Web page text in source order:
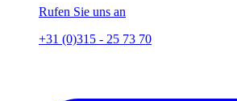
Rufen Sie uns an
+31 (0)315 - 25 73 70